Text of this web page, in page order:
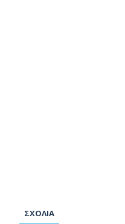
ΣΧΌΛΙΑ